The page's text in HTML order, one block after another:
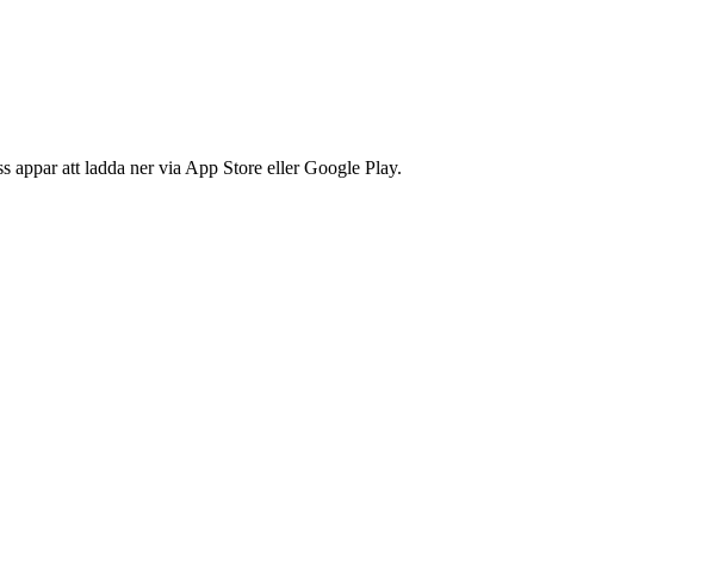
appar att ladda ner via App Store eller Google Play.